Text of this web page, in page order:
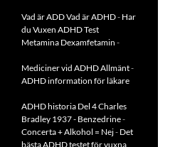
Vad är ADDVad är ADHD- Har
du Vuxen ADHD Test
Metamina Dexamfetamin -
Mediciner vid ADHD Allmänt-
ADHD information för läkare
ADHD historia Del 4 Charles
Bradley 1937 - Benzedrine-
Concerta + Alkohol = Nej- Det
bästa ADHD testet för vuxna